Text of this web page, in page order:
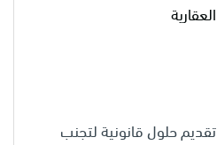
العقارية
تقديم حلول قانونية لتجنب